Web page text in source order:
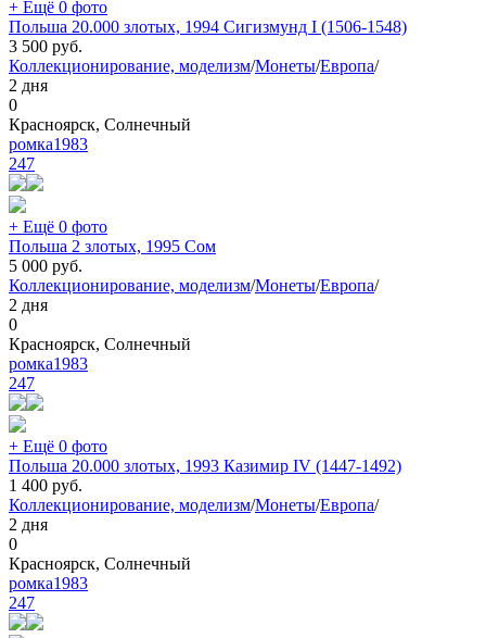
+ Ещё 0 фото
Польша 20.000 злотых, 1994 Сигизмунд I (1506-1548)
3 500 руб.
Коллекционирование, моделизм/Монеты/Европа/
2 дня
0
Красноярск, Солнечный
ромка1983
247
+ Ещё 0 фото
Польша 2 злотых, 1995 Сом
5 000 руб.
Коллекционирование, моделизм/Монеты/Европа/
2 дня
0
Красноярск, Солнечный
ромка1983
247
+ Ещё 0 фото
Польша 20.000 злотых, 1993 Казимир IV (1447-1492)
1 400 руб.
Коллекционирование, моделизм/Монеты/Европа/
2 дня
0
Красноярск, Солнечный
ромка1983
247